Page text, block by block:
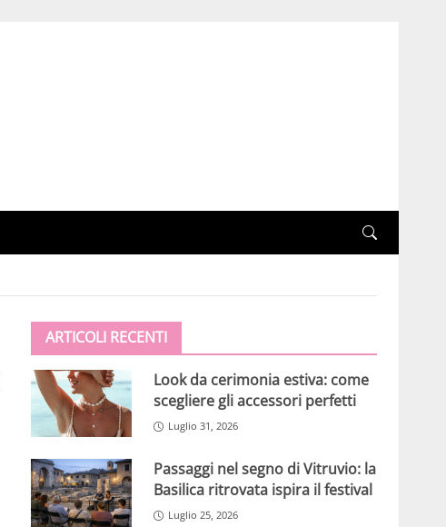
ARTICOLI RECENTI
Look da cerimonia estiva: come
scegliere gli accessori perfetti
Luglio 31, 2026
Passaggi nel segno di Vitruvio: la
Basilica ritrovata ispira il festival
Luglio 25, 2026